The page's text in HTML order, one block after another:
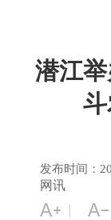
潜江
发布时间：
网讯